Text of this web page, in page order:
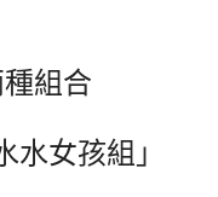
組合
水女孩組」